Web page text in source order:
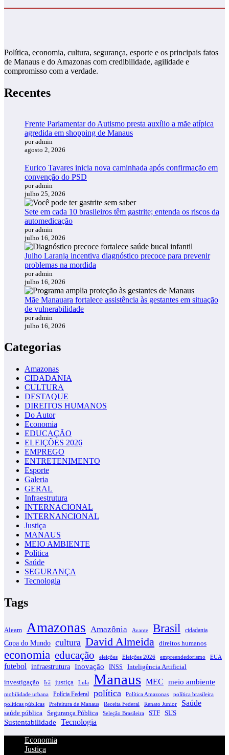
Política, economia, cultura, segurança, esporte e os principais fatos
de Manaus e do Amazonas com credibilidade, agilidade e
compromisso com a verdade.
Recentes
Frente Parlamentar do Autismo presta auxílio a mãe atípica
agredida em shopping de Manaus
por admin
agosto 2, 2026
Eurico Tavares inicia nova caminhada após confirmação em
convenção do PSD
por admin
julho 25, 2026
Sete em cada 10 brasileiros têm gastrite; entenda os riscos da
automedicação
por admin
julho 16, 2026
Julho Laranja incentiva diagnóstico precoce para prevenir
problemas na mordida
por admin
julho 16, 2026
Mãe Manauara fortalece assistência às gestantes em situação
de vulnerabilidade
por admin
julho 16, 2026
Categorias
Amazonas
CIDADANIA
CULTURA
DESTAQUE
DIREITOS HUMANOS
Do Autor
Economia
EDUCAÇÃO
ELEIÇÕES 2026
EMPREGO
ENTRETENIMENTO
Esporte
Galeria
GERAL
Infraestrutura
INTERNACIONAL
INTERNANCIONAL
Justiça
MANAUS
MEIO AMBIENTE
Política
Saúde
SEGURANÇA
Tecnologia
Tags
Aleam Amazonas Amazônia Avante Brasil cidadania
Copa do Mundo cultura David Almeida direitos humanos
economia educação eleições Eleições 2026 empreendedorismo EUA
futebol infraestrutura Inovação INSS Inteligência Artificial
investigação Irã justiça Lula Manaus MEC meio ambiente
mobilidade urbana Polícia Federal política Política Amazonas
política brasileira
políticas públicas
Prefeitura de Manaus Receita Federal Renato Junior Saúde
saúde pública Segurança Pública Seleção Brasileira STF SUS
Sustentabilidade Tecnologia
Economia
Justiça